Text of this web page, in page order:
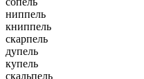
ниппель
книппель
скарпель
дупель
купель
скальпель